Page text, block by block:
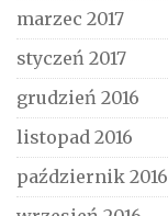
marzec 2017
styczeń 2017
grudzień 2016
listopad 2016
październik 2016